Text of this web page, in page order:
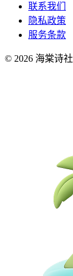
联系我们
隐私政策
服务条款
© 2026 海棠诗社